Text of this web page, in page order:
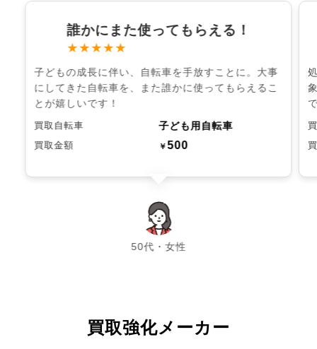
誰かにまた使ってもらえる！
★★★★★
子どもの成長に伴い、自転車を手放すことに。大事
にしてきた自転車を、また誰かに使ってもらえるこ
とが嬉しいです！
買取自転車 子ども用自転車
買取金額 ￥500
50代・女性
chevron_left chevron_right
買取強化メーカー